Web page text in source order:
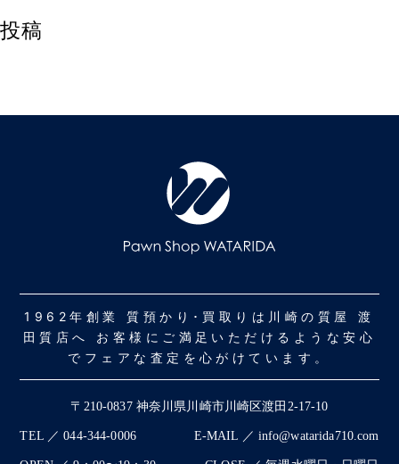
投稿
1962年創業 質預かり･買取りは川崎の質屋 渡
田質店へ お客様にご満足いただけるような安心
でフェアな査定を心がけています。
〒210-0837 神奈川県川崎市川崎区渡田2-17-10
TEL ／ 044-344-0006 E-MAIL ／ info@watarida710.com